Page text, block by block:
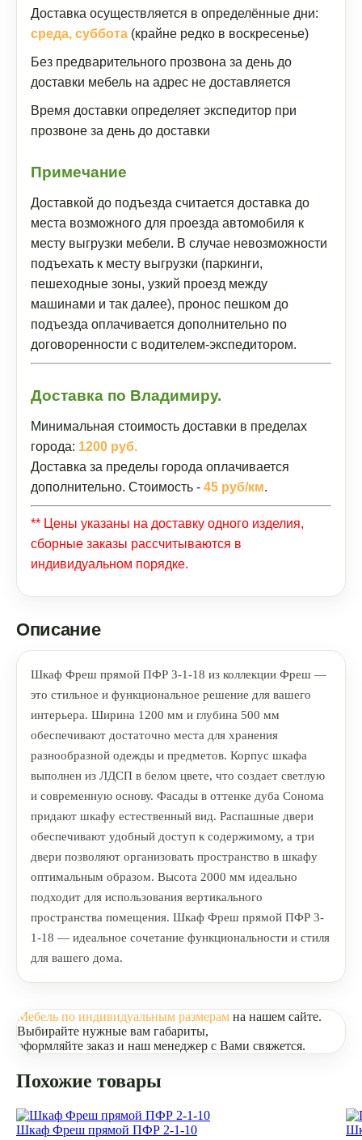
Доставка осуществляется в определённые дни:
среда, суббота (крайне редко в воскресенье)
Без предварительного прозвона за день до
доставки мебель на адрес не доставляется
Время доставки определяет экспедитор при
прозвоне за день до доставки
Примечание
Доставкой до подъезда считается доставка до
места возможного для проезда автомобиля к
месту выгрузки мебели. В случае невозможности
подъехать к месту выгрузки (паркинги,
пешеходные зоны, узкий проезд между
машинами и так далее), пронос пешком до
подъезда оплачивается дополнительно по
договоренности с водителем-экспедитором.
Доставка по Владимиру.
Минимальная стоимость доставки в пределах
города: 1200 руб.
Доставка за пределы города оплачивается
дополнительно. Стоимость - 45 руб/км.
** Цены указаны на доставку одного изделия,
сборные заказы рассчитываются в
индивидуальном порядке.
Описание
Шкаф Фреш прямой ПФР 3-1-18 из коллекции Фреш —
это стильное и функциональное решение для вашего
интерьера. Ширина 1200 мм и глубина 500 мм
обеспечивают достаточно места для хранения
разнообразной одежды и предметов. Корпус шкафа
выполнен из ЛДСП в белом цвете, что создает светлую
и современную основу. Фасады в оттенке дуба Сонома
придают шкафу естественный вид. Распашные двери
обеспечивают удобный доступ к содержимому, а три
двери позволяют организовать пространство в шкафу
оптимальным образом. Высота 2000 мм идеально
подходит для использования вертикального
пространства помещения. Шкаф Фреш прямой ПФР 3-
1-18 — идеальное сочетание функциональности и стиля
для вашего дома.
Мебель по индивидуальным размерам на нашем сайте.
Выбирайте нужные вам габариты,
оформляйте заказ и наш менеджер с Вами свяжется.
Похожие товары
Шкаф Фреш прямой ПФР 2-1-10